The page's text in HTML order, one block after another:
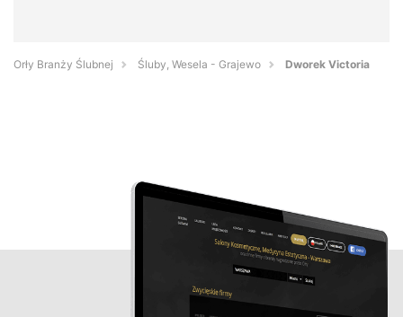
Orły Branży Ślubnej Śluby, Wesela - Grajewo Dworek Victoria